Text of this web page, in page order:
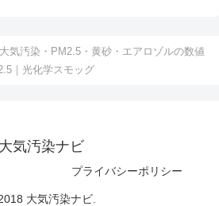
気汚染・PM2.5・黄砂・エアロゾルの数値
｜光化学スモッグ
大気汚染ナビ
プライバシーポリシー
大気汚染ナビ.